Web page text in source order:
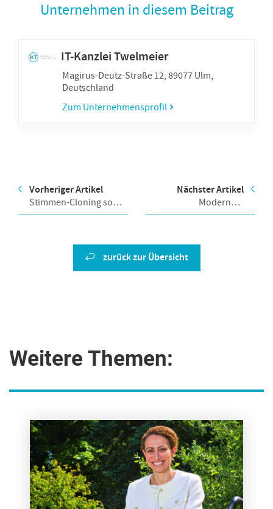
Unternehmen in diesem Beitrag
IT-Kanzlei Twel­meier
Magirus-Deutz-Straße 12, 89077 Ulm,
Deutsch­land
Zum Unternehmensprofil
Vorheriger Artikel
Stimmen-Cloning so
einfach wie nie
Nächster Artikel
Modernes
Serverhousing sicher
Green Data Center
zurück zur Übersicht
Weitere Themen: